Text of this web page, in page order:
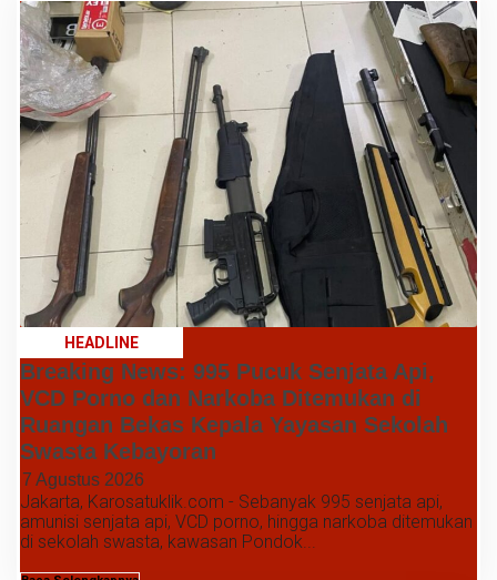
HEADLINE
Breaking News: 995 Pucuk Senjata Api,
VCD Porno dan Narkoba Ditemukan di
Ruangan Bekas Kepala Yayasan Sekolah
Swasta Kebayoran
7 Agustus 2026
Jakarta, Karosatuklik.com - Sebanyak 995 senjata api,
amunisi senjata api, VCD porno, hingga narkoba ditemukan
di sekolah swasta, kawasan Pondok...